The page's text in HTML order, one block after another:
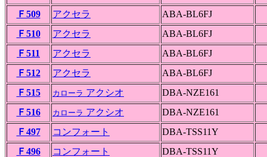
Ｆ509
アクセラ
ABA-BL6FJ
Ｆ510
アクセラ
ABA-BL6FJ
Ｆ511
アクセラ
ABA-BL6FJ
Ｆ512
アクセラ
ABA-BL6FJ
Ｆ515
カローラ アクシオ
DBA-NZE161
Ｆ516
カローラ アクシオ
DBA-NZE161
Ｆ497
コンフォート
DBA-TSS11Y
Ｆ496
コンフォート
DBA-TSS11Y